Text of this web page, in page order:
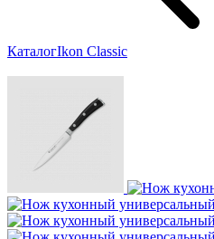
КаталогIkon Classiс